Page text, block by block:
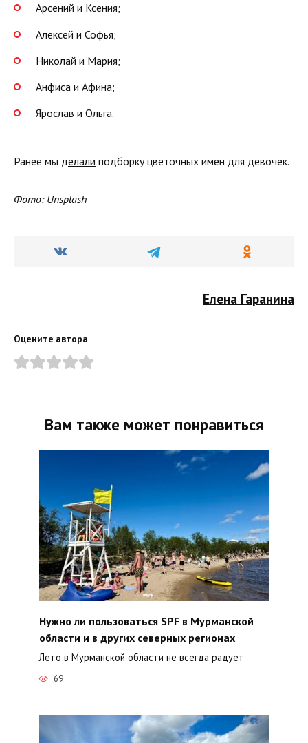
Арсений и Ксения;
Алексей и Софья;
Николай и Мария;
Анфиса и Афина;
Ярослав и Ольга.
Ранее мы делали подборку цветочных имён для девочек.
Фото: Unsplash
Елена Гаранина
Оцените автора
Вам также может понравиться
Нужно ли пользоваться SPF в Мурманской
области и в других северных регионах
Лето в Мурманской области не всегда радует
69